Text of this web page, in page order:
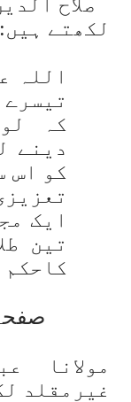
لکھتے ہیں:
اللہ
کہ
دینے
کو اس
ایک
تین
کاحکم
مولانا
غیرمقلد